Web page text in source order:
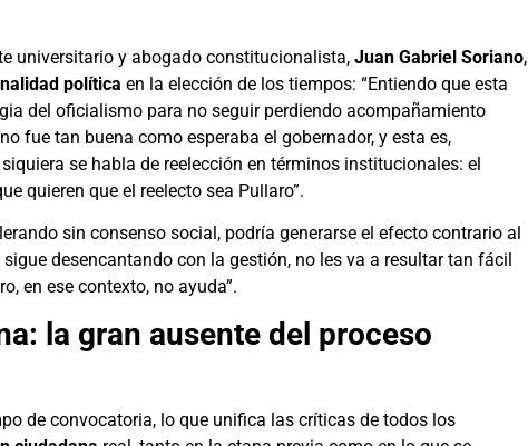
universitario y abogado constitucionalista, Juan Gabriel Soriano,
política en la elección de los tiempos: “Entiendo que esta
del oficialismo para no seguir perdiendo acompañamiento
fue tan buena como esperaba el gobernador, y esta es,
se habla de reelección en términos institucionales: el
quieren que el reelecto sea Pullaro”.
sin consenso social, podría generarse el efecto contrario al
desencantando con la gestión, no les va a resultar tan fácil
en ese contexto, no ayuda”.
la gran ausente del proceso
de convocatoria, lo que unifica las críticas de todos los